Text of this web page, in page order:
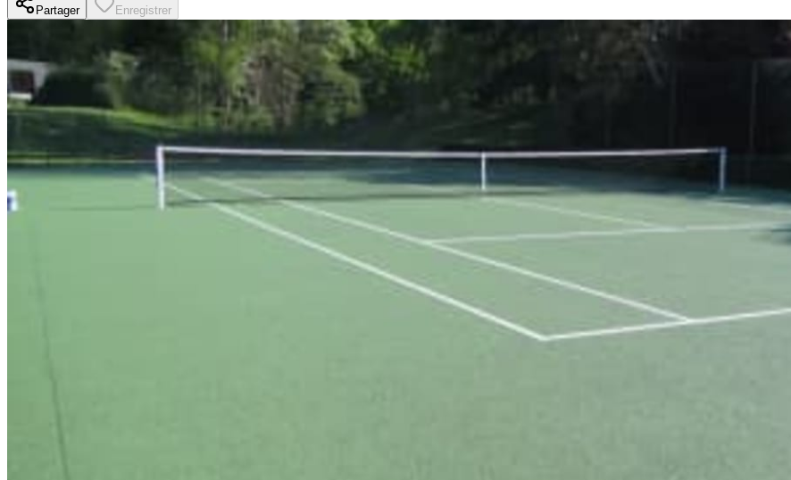
Partager Enregistrer